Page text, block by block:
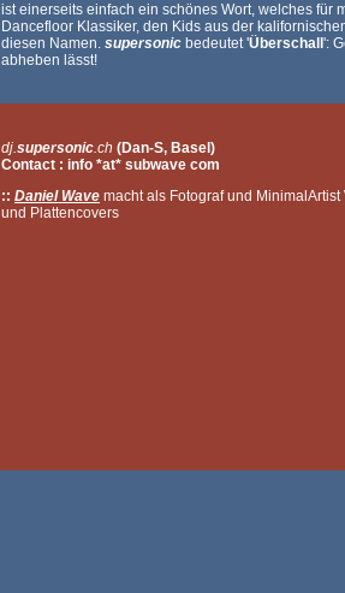
ist einerseits einfach ein schönes Wort, welches für
Dancefloor Klassiker, den Kids aus der
diesen Namen. supersonic bedeutet 'Überschall ':
abheben lässt!
dj.supersonic.ch (Dan-S, Basel)
Contact : info *at* subwave com
:: Daniel Wave macht als Fotograf und
und Plattencovers